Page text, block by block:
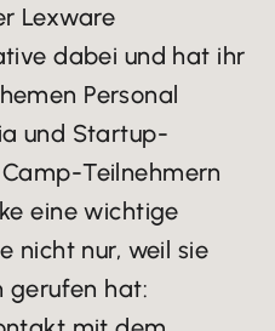
Lexware
dabei und hat ihr
Personal
und Startup-
Teilnehmern
eine wichtige
nicht nur, weil sie
gerufen hat: